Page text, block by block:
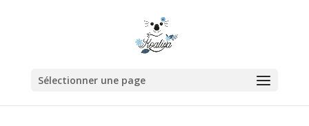
Sélectionner une page